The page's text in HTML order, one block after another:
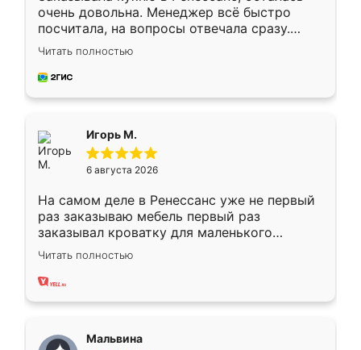
очень довольна. Менеджер всё быстро
посчитала, на вопросы отвечала сразу.
Замерщик приехал в субботу, подошёл к
делу со всей ответственностью. Собрали
за день, ребята работали аккуратно, даже
Читать полностью
Игорь М.
6 августа 2026
На самом деле в Ренессанс уже не первый
раз заказываю мебель первый раз
заказывал кроватку для маленького
ребёнка при его рождении ,во второй раз
заказал шкаф-купе. По качеству очень
хорошее сборка достаточно быстрая,
меньше, здесь же он более разнообразный.
Читать полностью
Мальвина